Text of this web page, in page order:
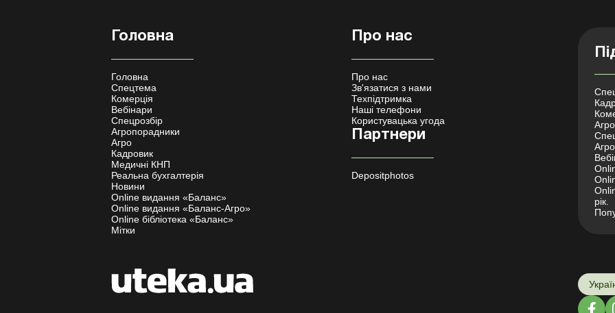
Головна
Головна
Спецтема
Комерція
Вебінари
Спецрозбір
Агропорадники
Агро
Кадровик
Медичні КНП
Реальна бухгалтерія
Новини
Online видання «Баланс»
Online видання «Баланс-Агро»
Online бібліотека «Баланс»
Мітки
Про нас
Про нас
Зв'язатися з нами
Техпідтримка
Наші телефони
Користувацька угода
Партнери
Depositphotos
рік.